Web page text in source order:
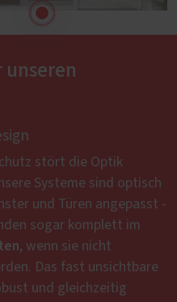
unseren
stört die Optik
Systeme sind optisch
und Türen angepasst -
sogar komplett im
, wenn sie nicht
Das fast unsichtbare
und gleichzeitig